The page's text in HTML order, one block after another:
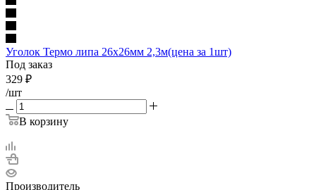
Уголок Термо липа 26х26мм 2,3м(цена за 1шт)
Под заказ
329 ₽
/шт
В корзину
Производитель